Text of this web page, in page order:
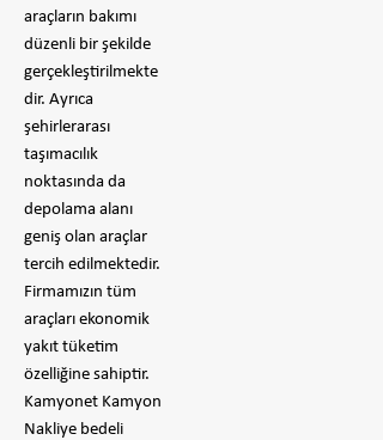
araçların bakımı
düzenli bir şekilde
gerçekleştirilmekte
dir. Ayrıca
şehirlerarası
taşımacılık
noktasında da
depolama alanı
geniş olan araçlar
tercih edilmektedir.
Firmamızın tüm
araçları ekonomik
yakıt tüketim
özelliğine sahiptir.
Kamyonet Kamyon
Nakliye bedeli